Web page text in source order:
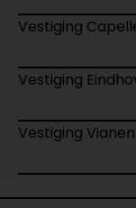
Vestiging
Vestiging
Vestiging Vianen